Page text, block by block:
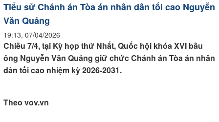
Tiểu sử Chánh án Tòa án nhân dân tối cao Nguyễn
Văn Quảng
19:13, 07/04/2026
Chiều 7/4, tại Kỳ họp thứ Nhất, Quốc hội khóa XVI bầu
ông Nguyễn Văn Quảng giữ chức Chánh án Tòa án nhân
dân tối cao nhiệm kỳ 2026-2031.
Theo vov.vn